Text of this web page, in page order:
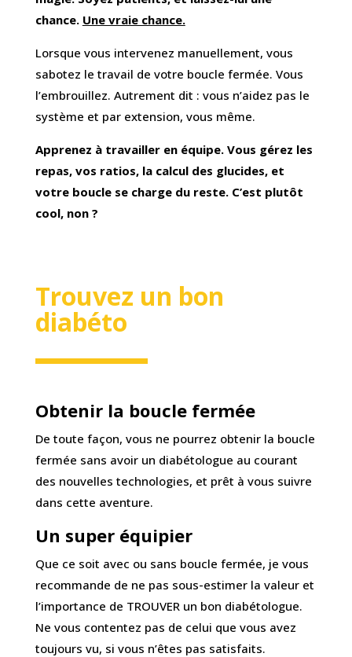
chance. Une vraie chance.
Lorsque vous intervenez manuellement, vous
sabotez le travail de votre boucle fermée. Vous
l’embrouillez. Autrement dit : vous n’aidez pas le
système et par extension, vous même.
Apprenez à travailler en équipe. Vous gérez les
repas, vos ratios, la calcul des glucides, et
votre boucle se charge du reste. C’est plutôt
cool, non ?
Trouvez un bon
diabéto
Obtenir la boucle fermée
De toute façon, vous ne pourrez obtenir la boucle
fermée sans avoir un diabétologue au courant
des nouvelles technologies, et prêt à vous suivre
dans cette aventure.
Un super équipier
Que ce soit avec ou sans boucle fermée, je vous
recommande de ne pas sous-estimer la valeur et
l’importance de TROUVER un bon diabétologue.
Ne vous contentez pas de celui que vous avez
toujours vu, si vous n’êtes pas satisfaits.